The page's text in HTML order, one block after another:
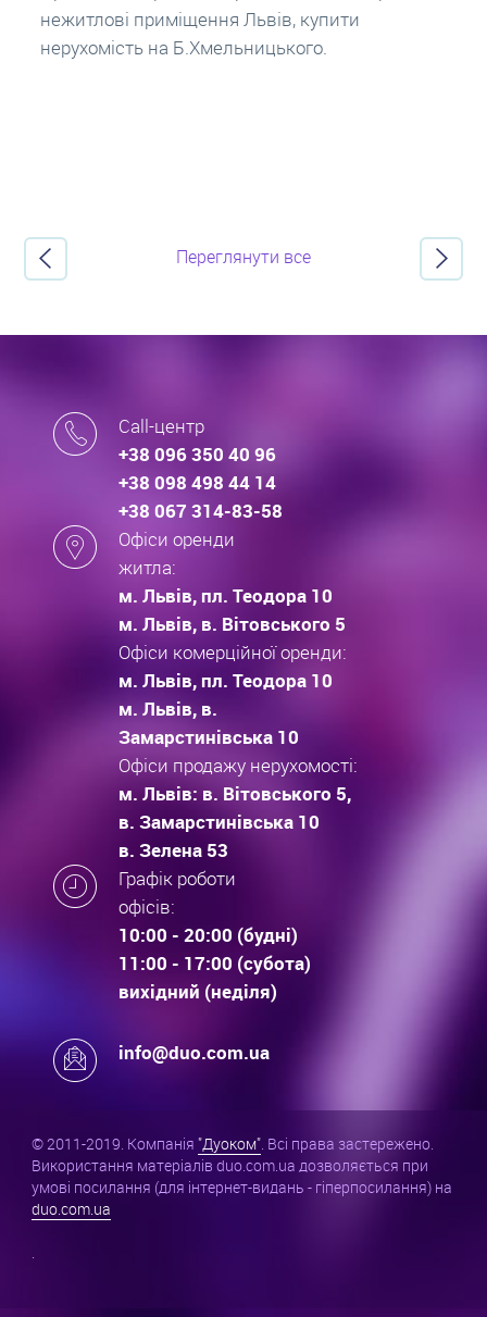
потрібно знати? Консультація від Експертів
про іпотечні кредити.
Переглянути все
Call-центр
+38 096 350 40 96
+38 098 498 44 14
+38 067 314-83-58
Офіси оренди
житла:
м. Львів, пл. Теодора 10
м. Львів, в. Вітовського 5
Офіси комерційної оренди:
м. Львів, пл. Теодора 10
м. Львів, в.
Замарстинівська 10
Офіси продажу нерухомості:
м. Львів: в. Вітовського 5,
в. Замарстинівська 10
в. Зелена 53
Графік роботи
офісів:
10:00 - 20:00 (будні)
11:00 - 17:00 (субота)
вихідний (неділя)
info@duo.com.ua
© 2011-2019. Компанія "Дуоком". Всі права застережено.
Використання матеріалів duo.com.ua дозволяється при
умові посилання (для інтернет-видань - гіперпосилання) на
duo.com.ua
.